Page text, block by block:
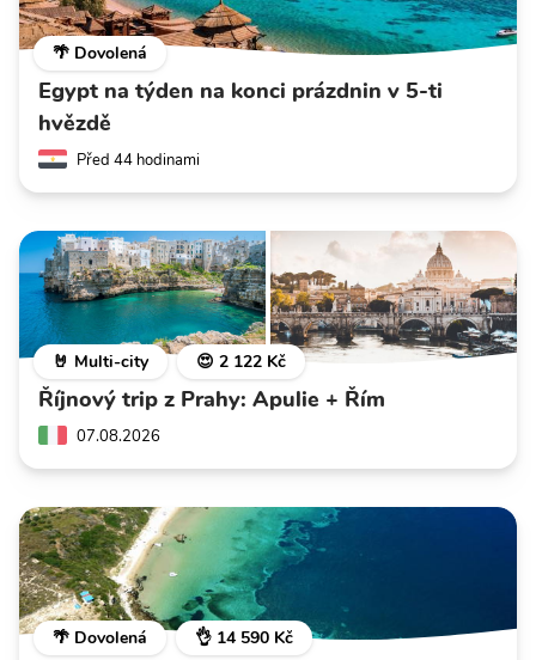
🌴 Dovolená
Egypt na týden na konci prázdnin v 5-ti
hvězdě
Před 44 hodinami
🤘 Multi-city 😍 2 122 Kč
Říjnový trip z Prahy: Apulie + Řím
07.08.2026
🌴 Dovolená 👌 14 590 Kč